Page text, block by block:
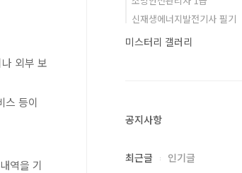
외부 보
스 등이
역을 기
신재생에너지발전기사 필기
미스터리 갤러리
공지사항
최근글 인기글